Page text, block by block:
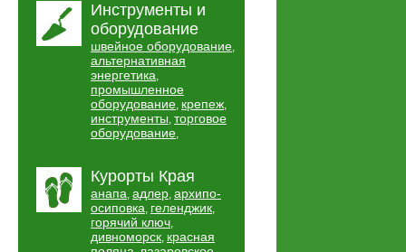
Инструменты и
оборудование
швейное оборудование,
альтернативная
энергетика,
промышленное
оборудование, крепеж,
инструменты, торговое
оборудование,
Курорты Края
анапа, адлер, архипо-
осиповка, геленджик,
горячий ключ,
дивноморск, красная